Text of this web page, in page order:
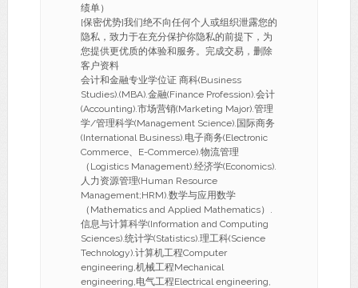
绩单）
[保密优势]我们绝不向任何个人或组织泄露您的
隐私，致力于在充分保护你隐私的前提下，为
您提供更优质的体验和服务。完成交易，删除
客户资料
会计和金融专业学位证 商科(Business
Studies).(MBA).金融(Finance Profession).会计
(Accounting).市场营销(Marketing Major).管理
学/管理科学(Management Science).国际商务
(International Business).电子商务(Electronic
Commerce、E-Commerce).物流管理
（Logistics Management).经济学(Economics).
人力资源管理(Human Resource
Management;HRM).数学与应用数学
（Mathematics and Applied Mathematics）.
信息与计算科学(Information and Computing
Sciences).统计学(Statistics).理工科(Science
Technology).计算机工程Computer
engineering,机械工程Mechanical
engineering,电气工程Electrical engineering,